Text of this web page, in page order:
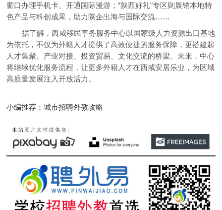
窗口办理手机卡、开通国际漫游；“陕西好礼”专区则展销本地特
色产品与科创成果，助力陕企出海与国际交流……
据了解，西咸移民事务服务中心以国家级人力资源出口基地
为依托，不仅为外籍人才提供了高效便捷的服务保障，更搭建起
人才集聚、产业对接、投资贸易、文化交流的桥梁。未来，中心
将继续优化服务流程，让更多外籍人才在西咸安居乐业，为区域
高质量发展注入开放活力。
小编推荐：城市招聘外教攻略